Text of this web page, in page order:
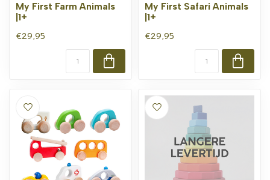
My First Farm Animals
|1+
€29,95
My First Safari Animals
|1+
€29,95